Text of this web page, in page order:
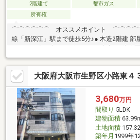
2階建て 都市ガス
所有権
⌒⌒⌒⌒⌒⌒ オススメポイント
線「新深江」駅まで徒歩5分♪● 木造2階建 部
揃ってます♪＼ 空き家につき、いつでも内
⌒⌒⌒⌒⌒⌒⌒⌒ 周辺環境 ⌒⌒⌒⌒⌒⌒⌒⌒●
店：徒歩9分● イオン布施駅前店：徒歩9分●
大阪足代北一丁目店：徒歩2分● スーパード
店 物件詳細な
にご相談下さい。ご連絡心よりお待ちしてお
大阪府大阪市生野区小路東４
3,680万円
間取り 5LDK
建物面積
土地面積
築年月 1999年